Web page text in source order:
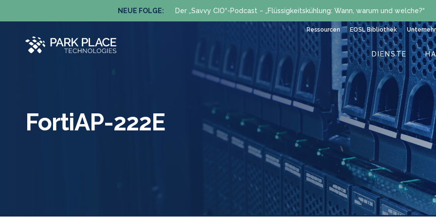
NEUE FOLGE: Der „Savvy CIO“-Podcast – „Flüssigkeitskühlung: Wann, warum und welche?“
Ressourcen EOSL Bibliothek
DIENSTE
FortiAP-222E